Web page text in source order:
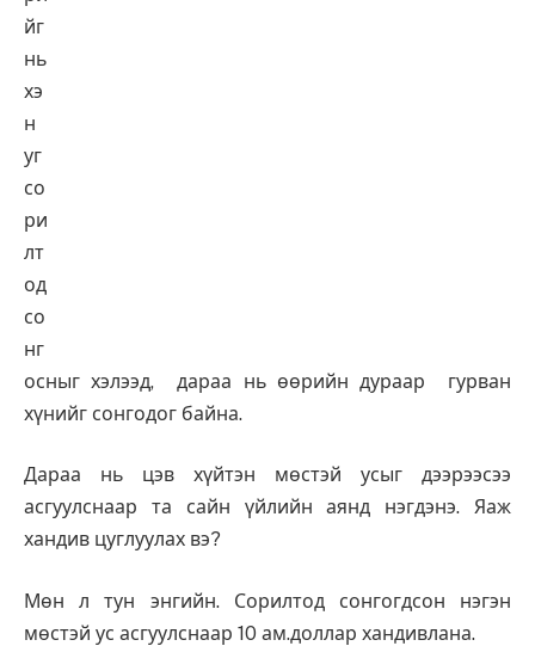
йг
нь
хэ
н
уг
со
ри
лт
од
со
нг
осныг хэлээд, дараа нь өөрийн дураар гурван
хүнийг сонгодог байна.
Дараа нь цэв хүйтэн мөстэй усыг дээрээсээ
асгуулснаар та сайн үйлийн аянд нэгдэнэ. Яаж
хандив цуглуулах вэ?
Мөн л тун энгийн. Сорилтод сонгогдсон нэгэн
мөстэй ус асгуулснаар 10 ам.доллар хандивлана.